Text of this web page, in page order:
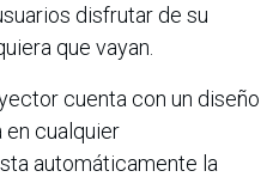
disfrutar de su
que vayan.
cuenta con un diseño
en cualquier
automáticamente la